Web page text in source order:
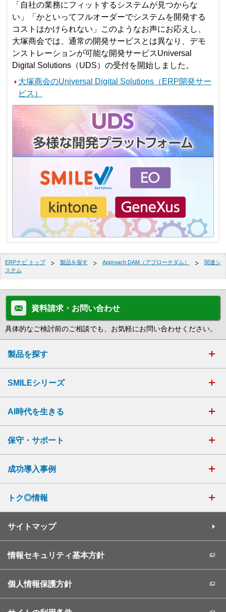
「自社の業務にフィットするシステムが見つからな
い」「かといってフルオーダーでシステムを開発する
コストはかけられない」このようなお声にお応えし、
大塚商会では、通常の開発サービスとは異なり、デモ
ンストレーションが可能な開発サービスUniversal
Digital Solutions（UDS）の受付を開始しました。
大塚商会のUniversal Digital Solutions（ERP開発サー
ビス）
ERPナビ トップ 製品を探す Approach DAM（アプローチダム）
関連シ
ステム
資料請求・お問い合わせ
具体的なご検討前のご相談でも、お気軽にお問い合わせください。
製品を探す
SMILEシリーズ
AI時代を生きる
保守・サポート
成功導入事例
トク◎情報
サイトマップ
情報セキュリティ基本方針
個人情報保護方針